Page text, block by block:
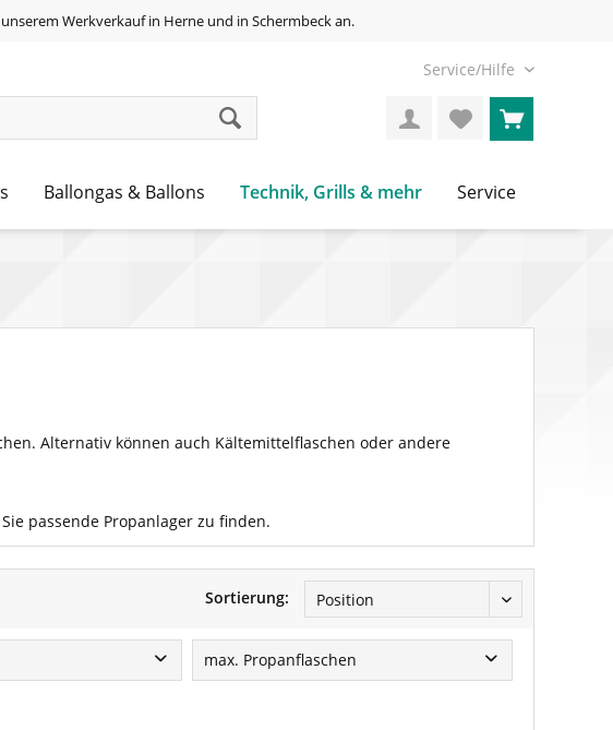
Werkverkauf in Herne und in Schermbeck an.
Service/Hilfe
Ballongas & Ballons Technik, Grills & mehr Service
Alternativ können auch Kältemittelflaschen oder andere
passende Propanlager zu finden.
Sortierung:
max. Propanflaschen